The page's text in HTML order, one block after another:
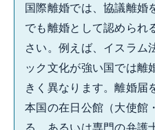
国際離婚では、協議離婚
でも離婚として認められ
さい。例えば、イスラム
ック文化が強い国では離
きく異なります。離婚届
本国の在日公館（大使館